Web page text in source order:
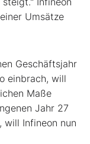
Umsätze
Geschäftsjahr
einbrach, will
Maße
Jahr 27
will Infineon nun